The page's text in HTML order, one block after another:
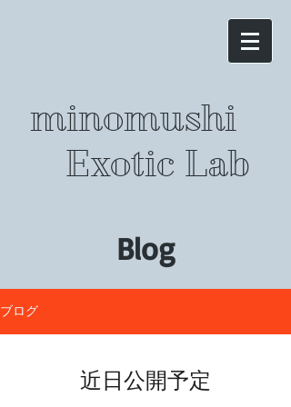
minomushi
Exotic Lab
Blog
ブログ
近日公開予定